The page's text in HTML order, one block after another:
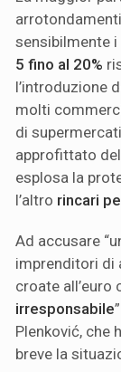
sensibilmente
5 fino al 20%
l’introduzione
molti
di
approfittato
esplosa la
l’altro rincari
Ad accusare
imprenditori di
croate all’euro
irresponsabile
Plenković, che
breve la